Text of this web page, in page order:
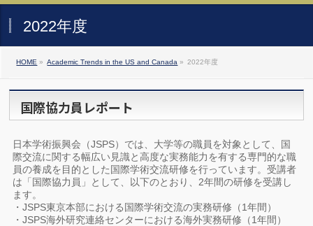
2022年度
HOME » Academic Trends in the US and Canada » 2022年度
国際協力員レポート
日本学術振興会（JSPS）では、大学等の職員を対象として、国
際交流に関する幅広い見識と高度な実務能力を有する専門的な職
員の養成を目的とした国際学術交流研修を行っています。受講者
は「国際協力員」として、以下のとおり、2年間の研修を受講し
ます。
・JSPS東京本部における国際学術交流の実務研修（1年間）
・JSPS海外研究連絡センターにおける海外実務研修（1年間）